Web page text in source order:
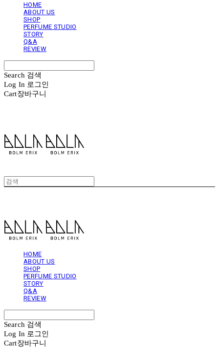
HOME
ABOUT US
SHOP
PERFUME STUDIO
STORY
Q&A
REVIEW
Search 검색
Log In 로그인
Cart장바구니
HOME
ABOUT US
SHOP
PERFUME STUDIO
STORY
Q&A
REVIEW
Search 검색
Log In 로그인
Cart장바구니